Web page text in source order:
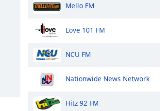
Mello FM
Love 101 FM
NCU FM
Nationwide News Network
Hitz 92 FM